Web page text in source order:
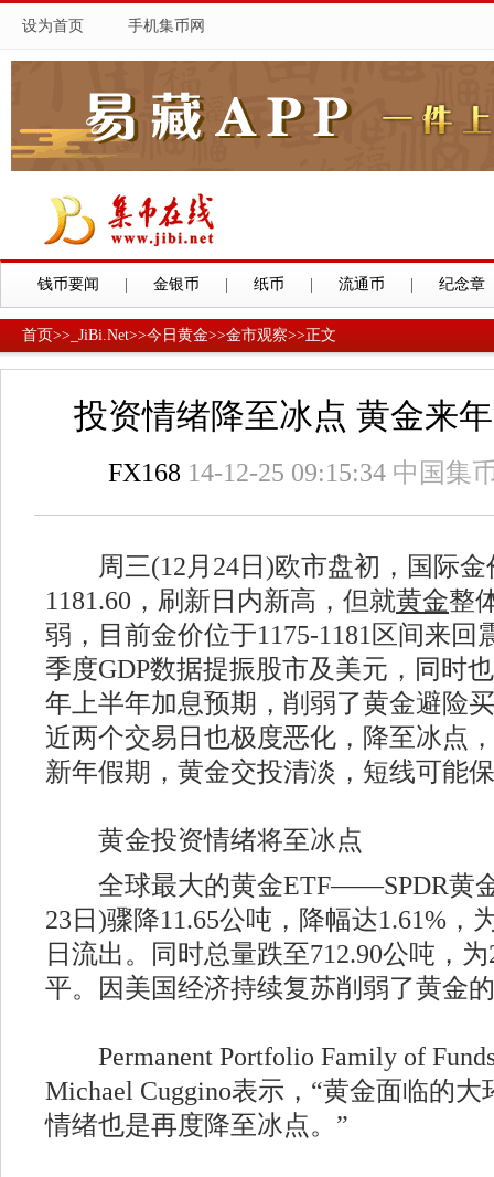
设为首页 手机集币网
钱币要闻 金银币 纸币 流通币 纪念章
首页>> _JiBi.Net>>今日黄金>>金市观察>>正文
投资情绪降至冰点 黄金来
FX168 14-12-25 09:15:34 中国集
周三(12月24日)欧市盘初，国际金
1181.60，刷新日内新高，但就黄金整
弱，目前金价位于1175-1181区间来回
季度GDP数据提振股市及美元，同时
年上半年加息预期，削弱了黄金避险
近两个交易日也极度恶化，降至冰点
新年假期，黄金交投清淡，短线可能
黄金投资情绪将至冰点
全球最大的黄金ETF——SPDR黄金
23日)骤降11.65公吨，降幅达1.61%，
日流出。同时总量跌至712.90公吨，
平。因美国经济持续复苏削弱了黄金
Permanent Portfolio Family of
Michael Cuggino表示，“黄金面临的
情绪也是再度降至冰点。”